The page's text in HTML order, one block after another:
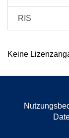
RIS
Keine